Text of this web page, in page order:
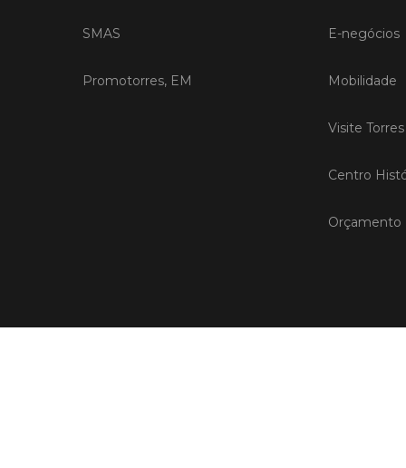
SMAS
Promotorres, EM
E-negócios
Mobilidade
Visite
Centro
Orçamento